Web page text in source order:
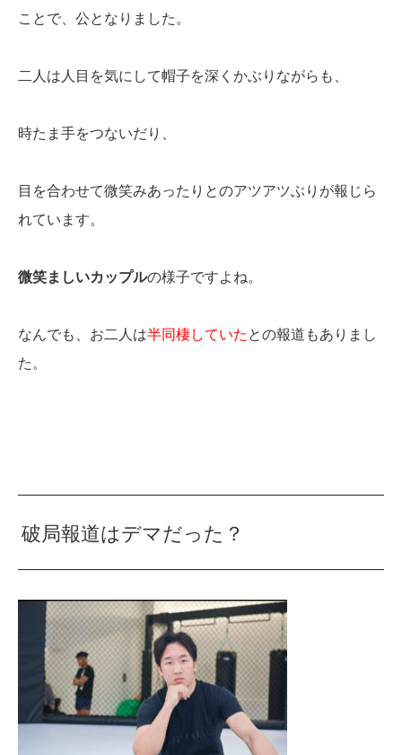
ことで、公となりました。
二人は人目を気にして帽子を深くかぶりながらも、
時たま手をつないだり、
目を合わせて微笑みあったりとのアツアツぶりが報じら
れています。
微笑ましいカップルの様子ですよね。
なんでも、お二人は半同棲していた との報道もありまし
た。
破局報道はデマだった？